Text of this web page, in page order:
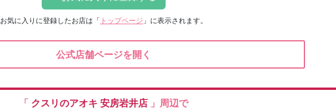
お気に入りに登録したお店は 「 トップページ 」に表示されます。
公式店舗ページを開く
「 クスリのアオキ 安房岩井店 」周辺で